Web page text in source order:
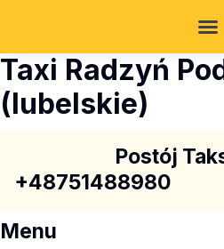
Taxi Radzyń
(lubelskie)
Postój
+48751488980
Menu